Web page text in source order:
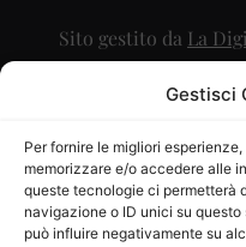
Gestisci
Per fornire le migliori
memorizzare e/o accedere alle
queste tecnologie ci permetterà
navigazione o ID unici su
può influire negativamente su
Sito gestito da La